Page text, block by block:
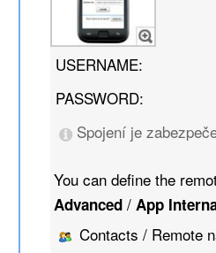
USERNAME:
PASSWORD:
Spojení je
You can define the
Advanced /App
Contacts / Remote